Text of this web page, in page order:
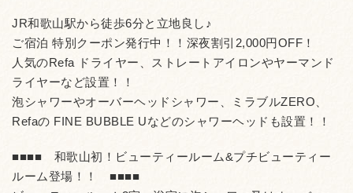
JR和歌山駅から徒歩6分と立地良し♪
ご宿泊 特別クーポン発行中！！深夜割引2,000円OFF！
人気のRefa ドライヤー、ストレートアイロンやヤーマンド
ライヤーなど設置！！
泡シャワーやオーバーヘッドシャワー、ミラブルZERO、
Refaの FINE BUBBLE Uなどのシャワーヘッドも設置！！
■■■■ 和歌山初！ビューティールーム&プチビューティー
ルーム登場！！ ■■■■